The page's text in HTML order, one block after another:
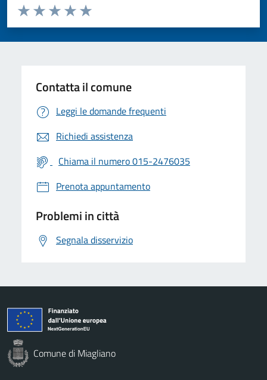
Valuta da 1 a 5 stelle la pagina
Valuta 5 stelle su 5
Valuta 4 stelle su 5
Valuta 3 stelle su 5
Valuta 2 stelle su 5
Valuta 1 stelle su 5
Contatta il comune
Leggi le domande frequenti
Richiedi assistenza
Chiama il numero 015-2476035
Prenota appuntamento
Problemi in città
Segnala disservizio
Comune di Miagliano